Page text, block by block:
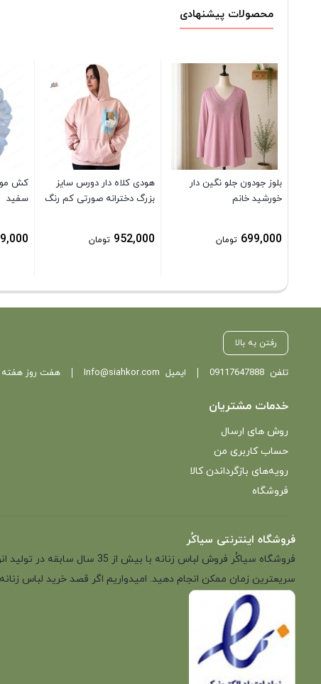
محصولات پیشنهادی
بلوز جودون جلو نگین دار
خورشید خانم
699,000 تومان
هودی کلاه دار دورس سایز
بزرگ دخترانه صورتی کم رنگ
952,000 تومان
کش مو
سفید
رفتن به بالا
تلفن09117647888 ایمیل Info@siahkor.com هفت روز هفته ، از ساعت 11 تا
خدمات مشتریان
روش های ارسال
حساب کاربری من
رویه‌های بازگرداندن کالا
فروشگاه
فروشگاه اینترنتی سیاکُر
فروشگاه سیاکُر فروش لباس
سریعترین زمان ممکن انجام دهید. امیدواریم اگر قصد خرید لباس